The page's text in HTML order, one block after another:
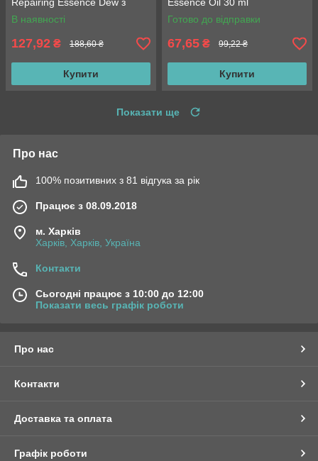
Repairing Essence Dew з
екстрактом морських
водоростей 50 мл
В наявності
127,92 ₴ 188,60 ₴
Купити
Essence Oil 30 ml
Готово до відправки
67,65 ₴ 99,22 ₴
Купити
Показати ще
Про нас
100% позитивних з 81 відгука за рік
Працює з 08.09.2018
м. Харків
Харків, Харків, Україна
Контакти
Сьогодні працює з 10:00 до 12:00
Показати весь графік роботи
Про нас
Контакти
Доставка та оплата
Графік роботи